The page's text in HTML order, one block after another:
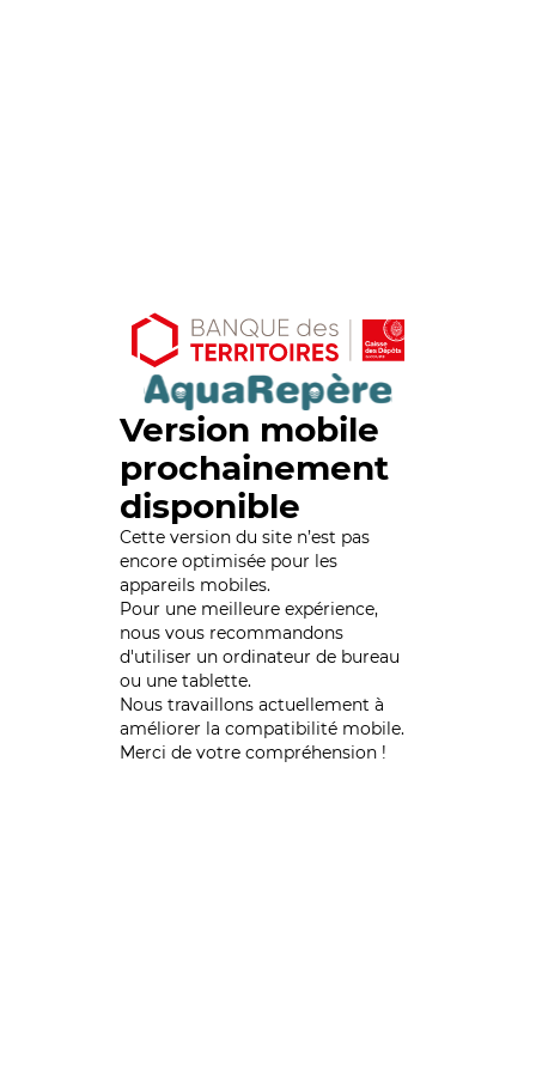
Version mobile
prochainement
disponible
Cette version du site n’est pas
encore optimisée pour les
appareils mobiles.
Pour une meilleure expérience,
nous vous recommandons
d'utiliser un ordinateur de bureau
ou une tablette.
Nous travaillons actuellement à
améliorer la compatibilité mobile.
Merci de votre compréhension !